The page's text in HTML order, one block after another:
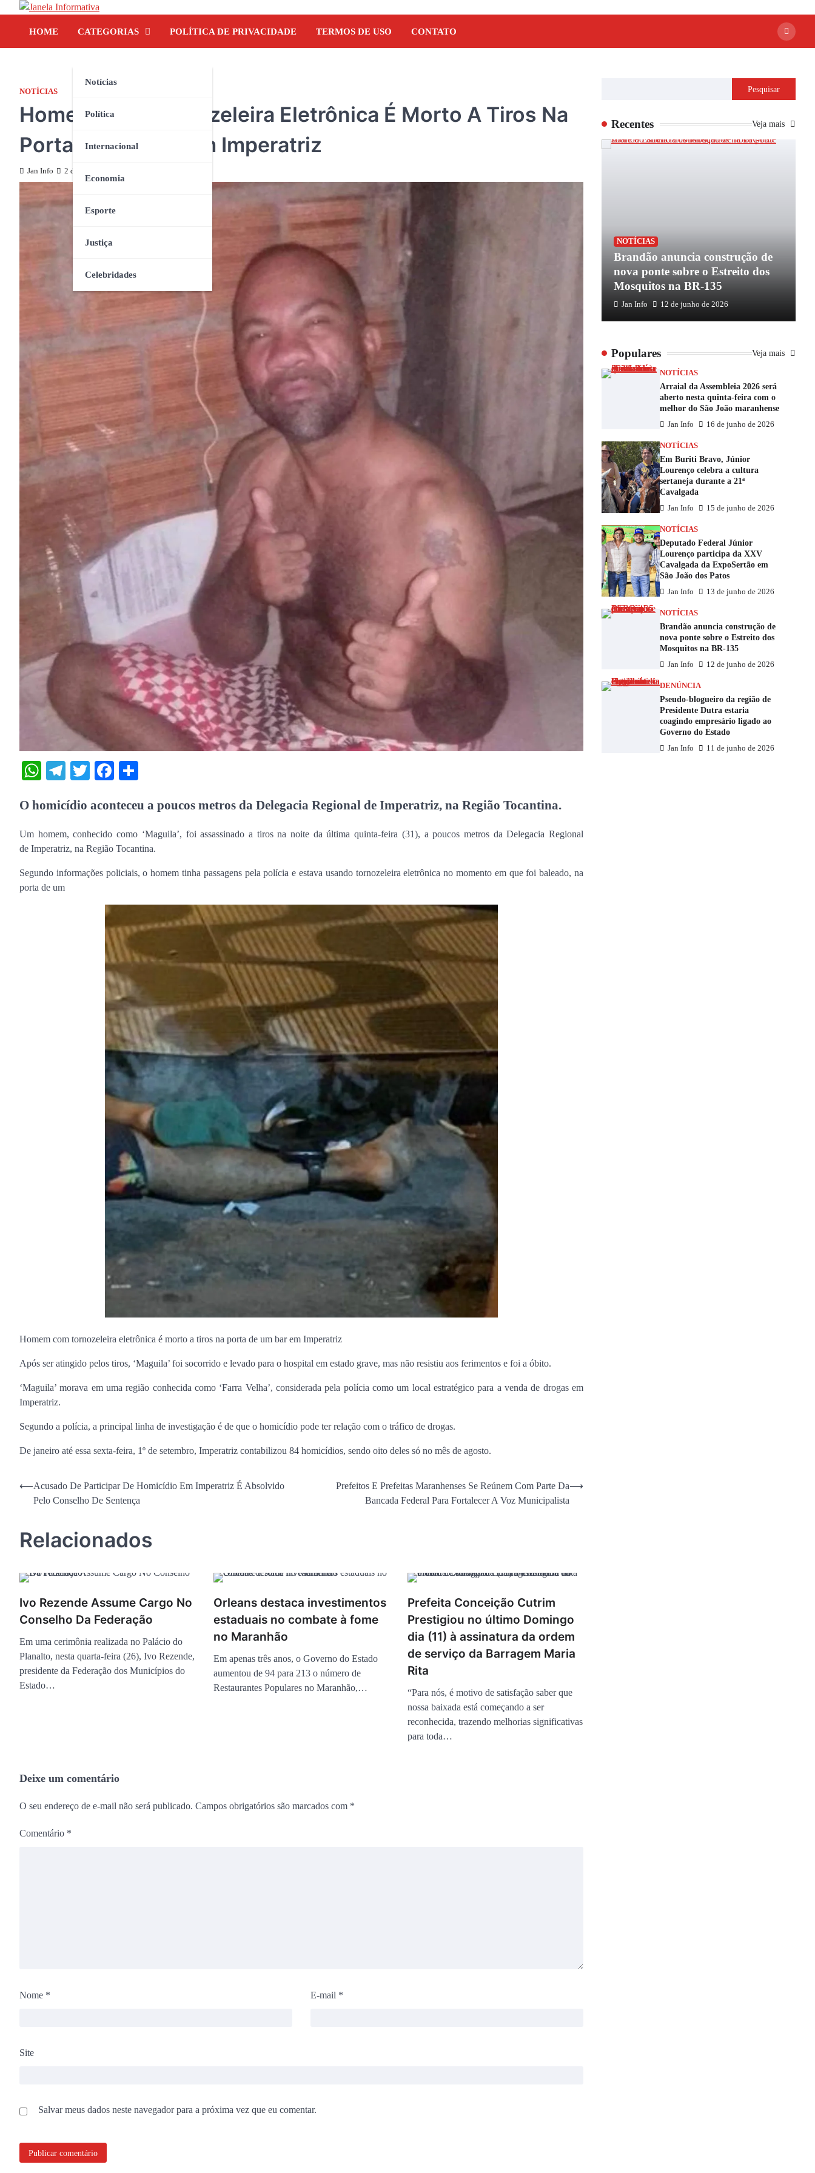
HOME CATEGORIAS
Notícias
Política
Internacional
Economia
Esporte
Justiça
Celebridades
POLÍTICA DE PRIVACIDADE TERMOS DE USO CONTATO
NOTÍCIAS
Homem Com Tornozeleira Eletrônica É Morto A Tiros Na
Porta De Um Bar Em Imperatriz
Jan Info 2 de setembro de 2023
WhatsApp
Telegram
TwitterFacebook
O homicídio aconteceu a poucos metros da Delegacia Regional de Imperatriz, na Região Tocantina.
Um homem, conhecido como ‘Maguila’, foi assassinado a tiros na noite da última quinta-feira (31), a poucos metros da Delegacia Regional
de Imperatriz, na Região Tocantina.
Segundo informações policiais, o homem tinha passagens pela polícia e estava usando tornozeleira eletrônica no momento em que foi baleado, na
porta de um
Homem com tornozeleira eletrônica é morto a tiros na porta de um bar em Imperatriz
Após ser atingido pelos tiros, ‘Maguila’ foi socorrido e levado para o hospital em estado grave, mas não resistiu aos ferimentos e foi a óbito.
‘Maguila’ morava em uma região conhecida como ‘Farra Velha’, considerada pela polícia como um local estratégico para a venda de drogas em
Imperatriz.
Segundo a polícia, a principal linha de investigação é de que o homicídio pode ter relação com o tráfico de drogas.
De janeiro até essa sexta-feira, 1º de setembro, Imperatriz contabilizou 84 homicídios, sendo oito deles só no mês de agosto.
Navegação
⟵Acusado De Participar De Homicídio Em Imperatriz É Absolvido
Pelo Conselho De Sentença
Prefeitos E Prefeitas Maranhenses Se Reúnem Com Parte Da
Bancada Federal Para Fortalecer A Voz Municipalista
⟶
Relacionados
Ivo Rezende Assume Cargo No
Conselho Da Federação
Em uma cerimônia realizada no Palácio do
Planalto, nesta quarta-feira (26), Ivo Rezende,
presidente da Federação dos Municípios do
Estado…
Orleans destaca investimentos
estaduais no combate à fome
no Maranhão
Em apenas três anos, o Governo do Estado
aumentou de 94 para 213 o número de
Restaurantes Populares no Maranhão,…
Prefeita Conceição Cutrim
Prestigiou no último Domingo
dia (11) à assinatura da ordem
de serviço da Barragem Maria
Rita
“Para nós, é motivo de satisfação saber que
nossa baixada está começando a ser
reconhecida, trazendo melhorias significativas
para toda…
Deixe um comentário
O seu endereço de e-mail não será publicado. Campos obrigatórios são marcados com *
Comentário *
Nome * E-mail *
Site
Salvar meus dados neste navegador para a próxima vez que eu comentar.
Pesquisar
Recentes Veja mais
NOTÍCIAS
Brandão anuncia construção de
nova ponte sobre o Estreito dos
Mosquitos na BR-135
Jan Info 12 de junho de 2026
Populares Veja mais
NOTÍCIAS
Arraial da Assembleia 2026 será
aberto nesta quinta-feira com o
melhor do São João maranhense
Jan Info 16 de junho de 2026
NOTÍCIAS
Em Buriti Bravo, Júnior
Lourenço celebra a cultura
sertaneja durante a 21ª
Cavalgada
Jan Info 15 de junho de 2026
NOTÍCIAS
Deputado Federal Júnior
Lourenço participa da XXV
Cavalgada da ExpoSertão em
São João dos Patos
Jan Info 13 de junho de 2026
NOTÍCIAS
Brandão anuncia construção de
nova ponte sobre o Estreito dos
Mosquitos na BR-135
Jan Info 12 de junho de 2026
DENÚNCIA
Pseudo-blogueiro da região de
Presidente Dutra estaria
coagindo empresário ligado ao
Governo do Estado
Jan Info 11 de junho de 2026